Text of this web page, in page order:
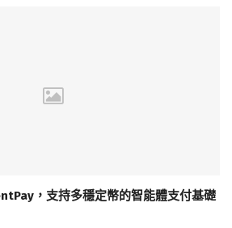
，支持多穩定幣的智能體支付基礎